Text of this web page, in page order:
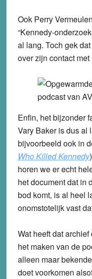
Ook Perry
“Kennedy-
al lang. Toch gek
over zijn contact met
Enfin, het bijzonder
Vary Baker is dus al
bijvoorbeeld ook in
Who Killed Kennedy
horen we er echt
het document dat in
bod komt, is al heel
onomstotelijk vast
Wat heeft dat
het maken van de
alleen maar
doet voorkomen